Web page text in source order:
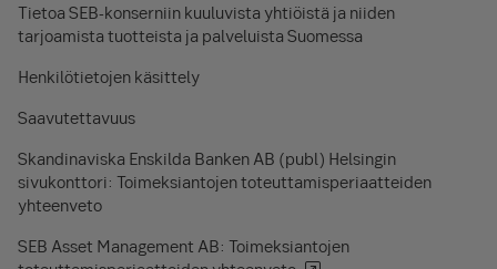
Tietoa SEB-konserniin kuuluvista yhtiöistä ja niiden
tarjoamista tuotteista ja palveluista Suomessa
Henkilötietojen käsittely
Saavutettavuus
Skandinaviska Enskilda Banken AB (publ) Helsingin
sivukonttori: Toimeksiantojen toteuttamisperiaatteiden
yhteenveto
SEB Asset Management AB: Toimeksiantojen